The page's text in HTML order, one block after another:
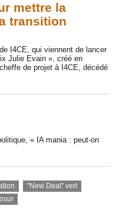
mettre la
transition
I4CE, qui viennent de lancer
Julie Evain », créé en
de projet à I4CE, décédé
« IA mania : peut-on
"New Deal" vert